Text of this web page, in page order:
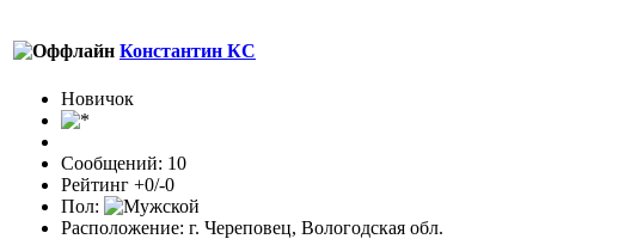
Константин КС
Новичок
Сообщений: 10
Рейтинг +0/-0
Пол:
Расположение: г. Череповец, Вологодская обл.